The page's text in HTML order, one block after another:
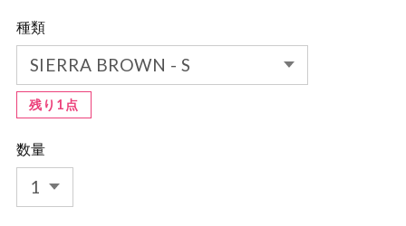
種類
残り1点
数量